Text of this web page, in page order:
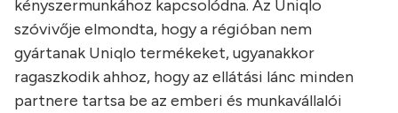
kényszermunkához kapcsolódna. Az Uniqlo
szóvivője elmondta, hogy a régióban nem
gyártanak Uniqlo termékeket, ugyanakkor
ragaszkodik ahhoz, hogy az ellátási lánc minden
partnere tartsa be az emberi és munkavállalói